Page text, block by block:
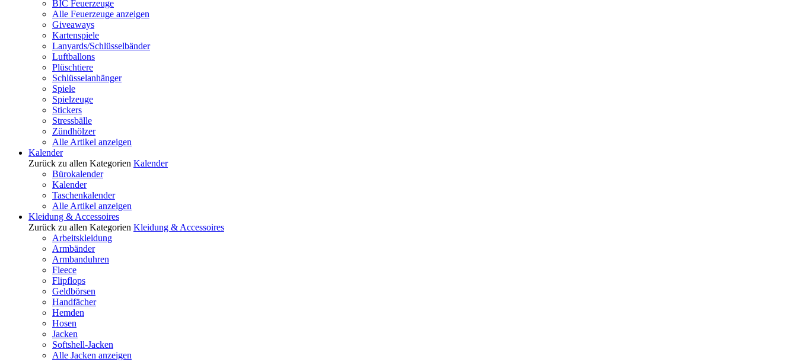
BIC Feuerzeuge
Alle Feuerzeuge anzeigen
Giveaways
Kartenspiele
Lanyards/Schlüsselbänder
Luftballons
Plüschtiere
Schlüsselanhänger
Spiele
Spielzeuge
Stickers
Stressbälle
Zündhölzer
Alle Artikel anzeigen
Kalender
Zurück zu allen Kategorien Kalender
Bürokalender
Kalender
Taschenkalender
Alle Artikel anzeigen
Kleidung & Accessoires
Zurück zu allen Kategorien Kleidung & Accessoires
Arbeitskleidung
Armbänder
Armbanduhren
Fleece
Flipflops
Geldbörsen
Handfächer
Hemden
Hosen
Jacken
Softshell-Jacken
Alle Jacken anzeigen